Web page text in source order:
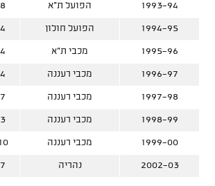
1993-94 הפועל ת"א 8
1994-95 הפועל חולון 4
1995-96 מכבי ת"א 4
1996-97 מכבי רעננה 4
1997-98 מכבי רעננה 7
1998-99 מכבי רעננה 3
1999-00 מכבי רעננה 10
2002-03 נהריה 7